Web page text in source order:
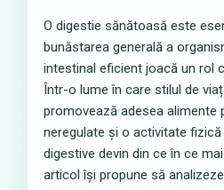
O digestie sănătoasă este
bunăstarea generală a
intestinal eficient joacă un rol
Într-o lume în care stilul de
promovează adesea alimente
neregulate și o activitate
digestive devin din ce în ce
articol își propune să